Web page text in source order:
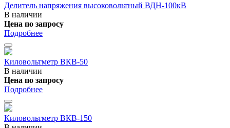
Делитель напряжения высоковольтный ВДН-100кВ
В наличии
Цена по запросу
Подробнее
Киловольтметр ВКВ-50
В наличии
Цена по запросу
Подробнее
Киловольтметр ВКВ-150